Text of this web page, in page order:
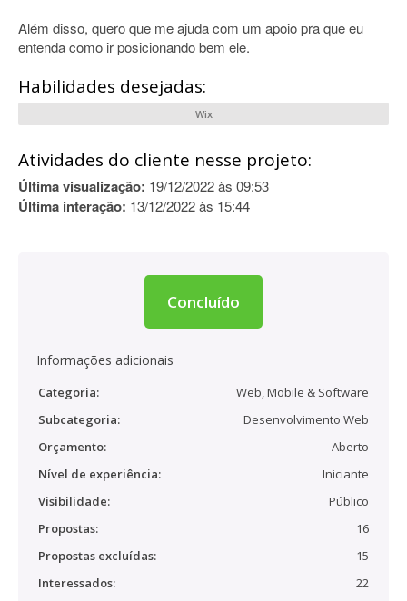
Além disso, quero que me ajuda com um apoio pra que eu
entenda como ir posicionando bem ele.
Habilidades desejadas:
Wix
Atividades do cliente nesse projeto:
Última visualização: 19/12/2022 às 09:53
Última interação: 13/12/2022 às 15:44
Concluído
Informações adicionais
Categoria:
Web, Mobile & Software
Subcategoria:
Desenvolvimento Web
Orçamento:
Aberto
Nível de experiência:
Iniciante
Visibilidade:
Público
Propostas:
16
Propostas excluídas:
15
Interessados:
22